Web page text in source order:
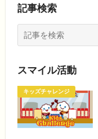
記事検索
スマイル活動
キッズチャレンジ